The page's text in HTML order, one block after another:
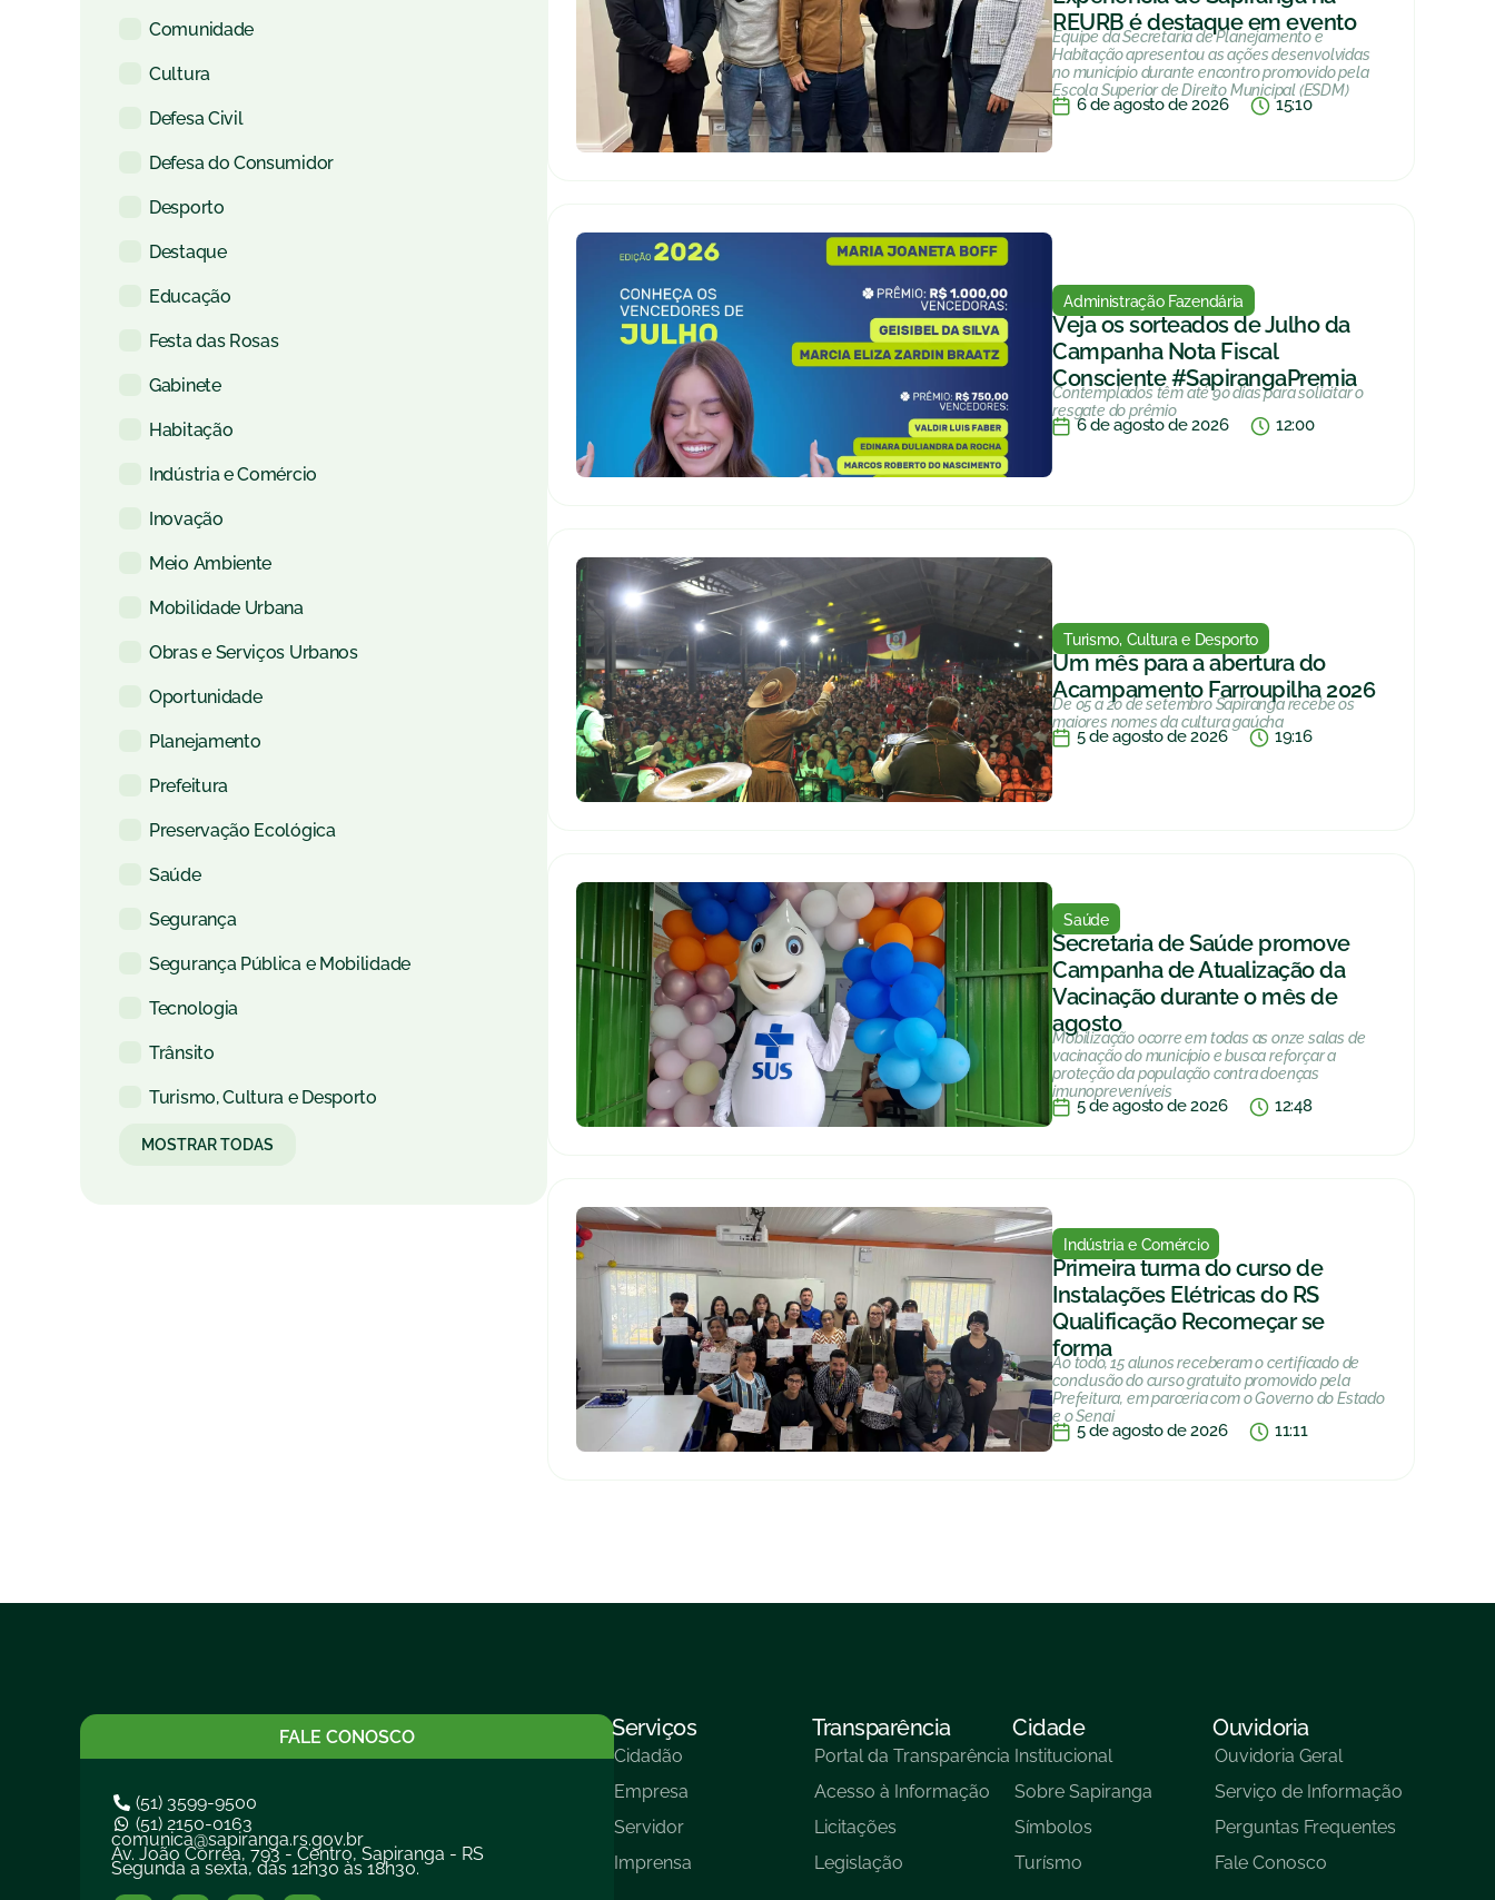
Comunidade
Cultura
Defesa Civil
Defesa do Consumidor
Desporto
Destaque
Educação
Festa das Rosas
Gabinete
Habitação
Indústria e Comércio
Inovação
Meio Ambiente
Mobilidade Urbana
Obras e Serviços Urbanos
Oportunidade
Planejamento
Prefeitura
Preservação Ecológica
Saúde
Segurança
Segurança Pública e Mobilidade
Tecnologia
Trânsito
Turismo, Cultura e Desporto
MOSTRAR TODAS
REURB é destaque em evento
Equipe da Secretaria de Planejamento e
Habitação apresentou as ações desenvolvidas
no município durante encontro promovido pela
Escola Superior de Direito Municipal (ESDM)
6 de agosto de 2026 15:10
Administração Fazendária
Veja os sorteados de Julho da
Campanha Nota Fiscal
Consciente #SapirangaPremia
Contemplados têm até 90 dias para solicitar o
resgate do prêmio
6 de agosto de 2026 12:00
Turismo, Cultura e Desporto
Um mês para a abertura do
Acampamento Farroupilha 2026
De 05 a 20 de setembro Sapiranga recebe os
maiores nomes da cultura gaúcha
5 de agosto de 2026 19:16
Saúde
Secretaria de Saúde promove
Campanha de Atualização da
Vacinação durante o mês de
agosto
Mobilização ocorre em todas as onze salas de
vacinação do município e busca reforçar a
proteção da população contra doenças
imunopreveníveis
5 de agosto de 2026 12:48
Indústria e Comércio
Primeira turma do curso de
Instalações Elétricas do RS
Qualificação Recomeçar se
forma
Ao todo, 15 alunos receberam o certificado de
conclusão do curso gratuito promovido pela
Prefeitura, em parceria com o Governo do Estado
e o Senai
5 de agosto de 2026 11:11
FALE CONOSCO
(51) 3599-9500
(51) 2150-0163
comunica@sapiranga.rs.gov.br
Av. João Corrêa, 793 - Centro, Sapiranga - RS
Segunda a sexta, das 12h30 às 18h30.
Serviços
Cidadão
Empresa
Servidor
Imprensa
Transparência
Portal da Transparência
Acesso à Informação
Licitações
Legislação
Cidade
Institucional
Sobre Sapiranga
Símbolos
Turísmo
Ouvidoria
Ouvidoria Geral
Serviço de Informação
Perguntas Frequentes
Fale Conosco